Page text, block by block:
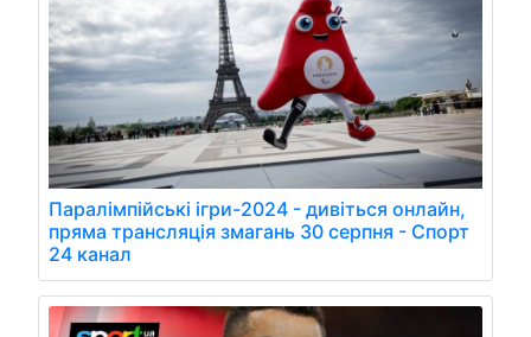
Паралімпійські ігри-2024 - дивіться онлайн,
пряма трансляція змагань 30 серпня - Спорт
24 канал